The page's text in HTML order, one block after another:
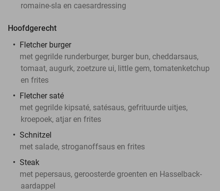
romaine-sla en caesardressing
Hoofdgerecht
Fletcher burger
met gegrilde runderburger, burger bun, cheddarsaus,
tomaat, augurk, zoetzure ui, little gem, tomatenketchup
en frites
Fletcher saté
met gegrilde kipsaté, satésaus, gefrituurde uitjes,
kroepoek, atjar en frites
Schnitzel
met salade, stroganoffsaus en frites
Steak
met pepersaus, geroosterde groenten en Hasselback-
aardappel